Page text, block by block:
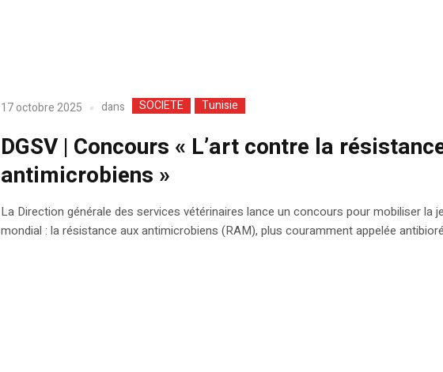
17 octobre 2025 dans SOCIETE Tunisie
DGSV | Concours « L’art contre la
antimicrobiens »
La Direction générale des services vétérinaires lance un concours pour mobiliser la
mondial : la résistance aux antimicrobiens (RAM), plus couramment appelée